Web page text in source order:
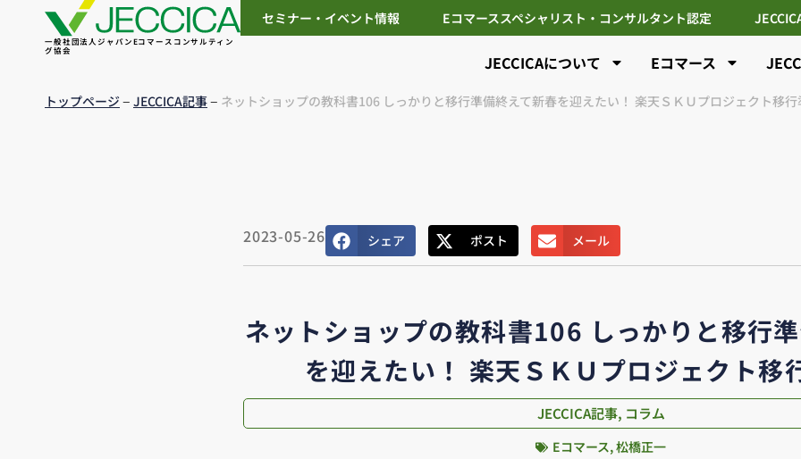
一般社団法人ジャパンEコマースコンサルティン
グ協会
セミナー・イベント情報 Eコマーススペシャリスト・コンサルタント認定
JECCICAについて Eコマース
トップページ– JECCICA記事– ネットショップの教科書106 しっかりと移行準備終えて新春を迎えたい！ 楽天ＳＫＵプロジェクト移行
2023-05-26 シェア ポスト メール
ネットショップの教科書106 しっかりと移行
を迎えたい！ 楽天ＳＫＵプロジェクト移
JECCICA記事, コラム
Eコマース,松橋正一